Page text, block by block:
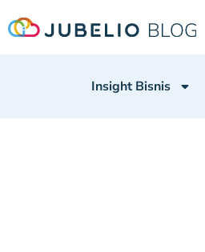
Insight Bisnis